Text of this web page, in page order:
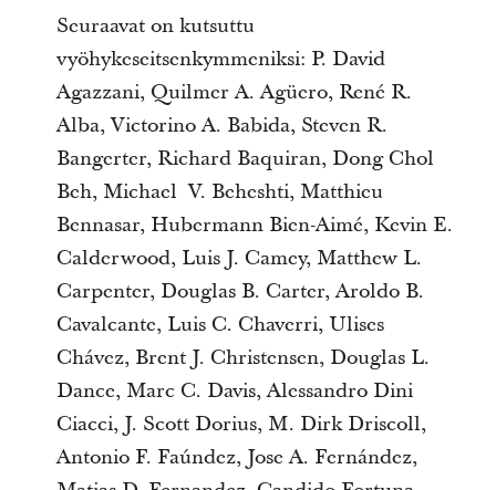
Seuraavat on kutsuttu
vyöhykeseitsenkymmeniksi: P. David
Agazzani, Quilmer A. Agüero, René R.
Alba, Victorino A. Babida, Steven R.
Bangerter, Richard Baquiran, Dong Chol
Beh, Michael V. Beheshti, Matthieu
Bennasar, Hubermann Bien-Aimé, Kevin E.
Calderwood, Luis J. Camey, Matthew L.
Carpenter, Douglas B. Carter, Aroldo B.
Cavalcante, Luis C. Chaverri, Ulises
Chávez, Brent J. Christensen, Douglas L.
Dance, Marc C. Davis, Alessandro Dini
Ciacci, J. Scott Dorius, M. Dirk Driscoll,
Antonio F. Faúndez, Jose A. Fernández,